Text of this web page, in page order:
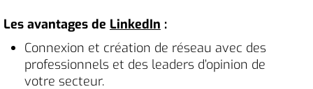
Les avantages de LinkedIn :
Connexion et création de réseau avec des
professionnels et des leaders d’opinion de
votre secteur.